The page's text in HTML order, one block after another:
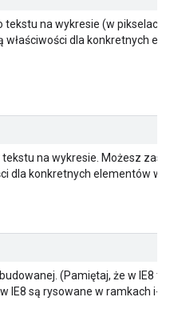
tekstu na wykresie (w
dla konkretnych
tekstu na wykresie. Możesz
dla konkretnych elementów
(Pamiętaj, że w IE8 ta
IE8 są rysowane w ramkach i-